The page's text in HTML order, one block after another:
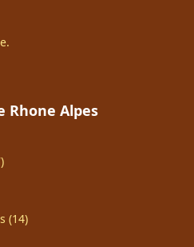
Rhone Alpes
(14)